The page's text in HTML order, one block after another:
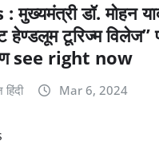
मुख्यमंत्री डॉ. मोहन
हेण्‍डलूम टूरिज्‍म विलेज”
see right now
Mar 6, 2024